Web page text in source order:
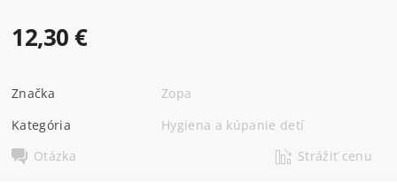
12,30 €
Značka
Zopa
Kategória
Hygiena a kúpanie detí
Otázka
Strážiť cenu